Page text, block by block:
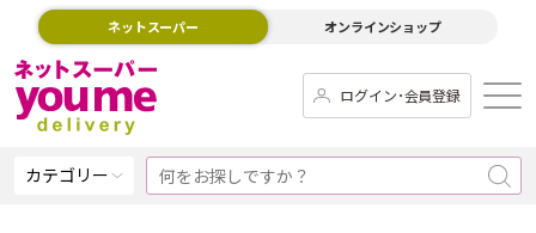
ネットスーパー オンラインショップ
ログイン･会員登録
カテゴリー